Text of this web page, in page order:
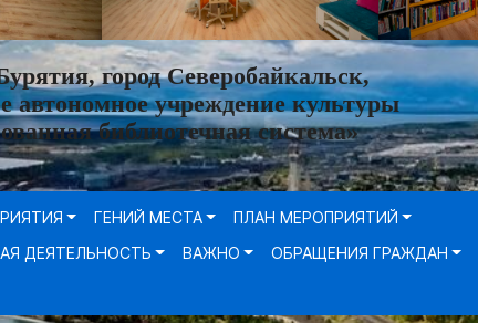
город Северобайкальск,
автономное учреждение культуры
библиотечная система»
ГЕНИЙ МЕСТА
ПЛАН МЕРОПРИЯТИЙ
ДЕЯТЕЛЬНОСТЬ ВАЖНО ОБРАЩЕНИЯ ГРАЖДАН